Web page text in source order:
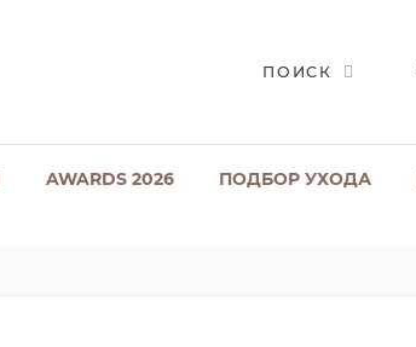
ПОИСК
AWARDS 2026 ПОДБОР УХОДА